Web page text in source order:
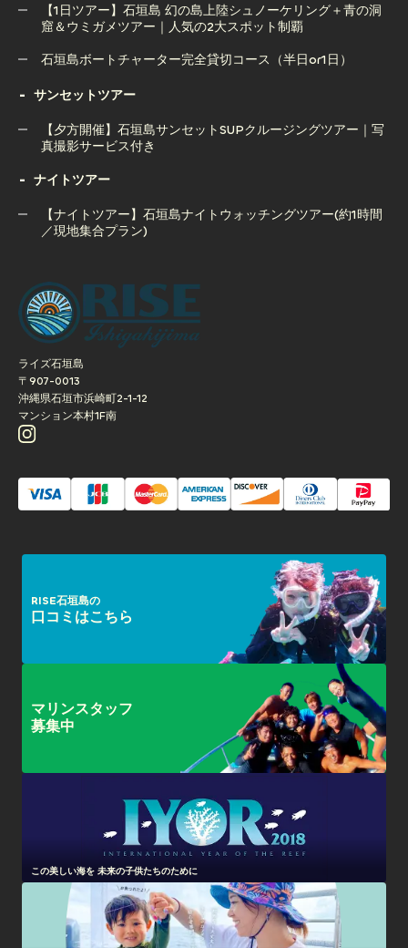
【1日ツアー】石垣島 青の洞窟＆ウミガメシュノーケル＋マ
【1日ツアー】石垣島 幻の島上陸シュノーケリング＋青の洞
窟＆ウミガメツアー｜人気の2大スポット制覇
窟＆ウミガメツアー｜人気の2大スポット制覇
石垣島ボートチャーター完全貸切コース（半日or1日）
石垣島ボートチャーター完全貸切コース（半日or1日）
サンセットツアー
【夕方開催】石垣島サンセットSUPクルージングツアー｜写
真撮影サービス付き
【夕方開催】石垣島サンセットSUPクルージングツアー｜写
ナイトツアー
【ナイトツアー】石垣島ナイトウォッチングツアー(約1時間
／現地集合プラン)
／現地集合プラン)
ライズ石垣島
〒907-0013
沖縄県石垣市浜崎町2-1-12
マンション本村1F南
RISE石垣島の
口コミはこちら
マリンスタッフ
募集中
この美しい海を 未来の子供たちのために